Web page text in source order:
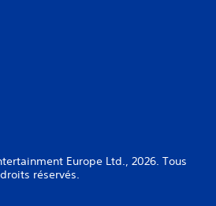
Europe Ltd., 2026. Tous
droits réservés.